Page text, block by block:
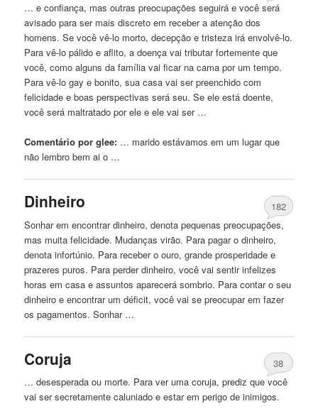
… e confiança, mas outras preocupações seguirá e você será
avisado para ser mais discretoem receber a atenção dos
homens. Se você vê-lo morto, decepção e tristeza irá envolvê-lo.
Para vê-lo pálido e aflito, a doença vai tributar fortemente que
você, como alguns da família vai ficar na cama por um tempo.
Para vê-lo gay e bonito, sua casa vai ser preenchido com
felicidade e boas perspectivas será seu. Se ele está doente,
você será maltratado por ele e ele vai ser …
Comentário por glee: … marido estávamosem um lugar que
não lembro bem ai o …
Dinheiro
182
Sonharem encontrar dinheiro, denota pequenas preocupações,
mas muita felicidade. Mudanças virão. Para pagar o dinheiro,
denota infortúnio. Para receber o ouro, grande prosperidade e
prazeres puros. Para perder dinheiro, você vai sentir infelizes
horasem casa e assuntos aparecerá sombrio. Para contar o seu
dinheiro e encontrar um déficit, você vai se preocuparem fazer
os pagamentos. Sonhar …
Coruja
38
… desesperada ou morte. Para ver uma coruja, prediz que você
vai ser secretamente caluniado e estarem perigo de inimigos.